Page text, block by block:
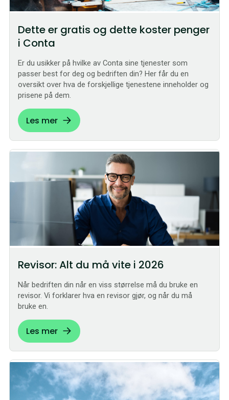
Dette er gratis og dette koster penger
i Conta
Er du usikker på hvilke av Conta sine tjenester som
passer best for deg og bedriften din? Her får du en
oversikt over hva de forskjellige tjenestene inneholder og
prisene på dem.
Les mer
Revisor: Alt du må vite i 2026
Når bedriften din når en viss størrelse må du bruke en
revisor. Vi forklarer hva en revisor gjør, og når du må
bruke en.
Les mer